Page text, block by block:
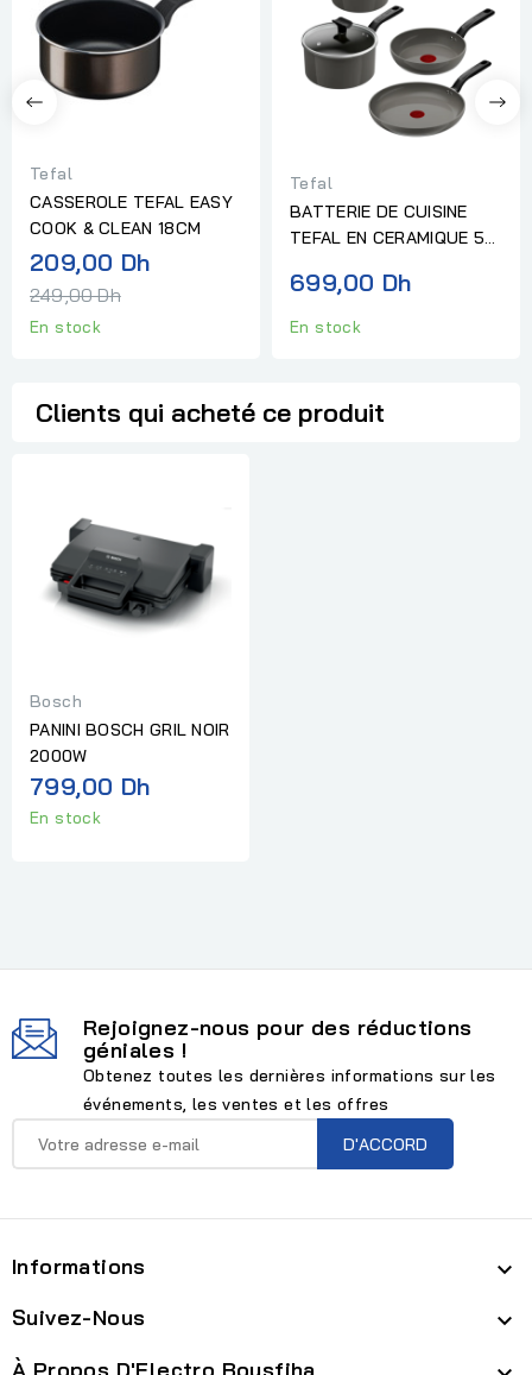
Tefal
CASSEROLE TEFAL EASY
COOK & CLEAN 18CM
209,00 DhPrix
249,00 Dh
En stock
Tefal
BATTERIE DE CUISINE
TEFAL EN CERAMIQUE 5
699,00 Dh
En stock
Clients qui acheté ce produit
Bosch
PANINI BOSCH GRIL NOIR
2000W
799,00 Dh
En stock
Rejoignez-nous pour des réductions
géniales !
Obtenez toutes les dernières informations sur les
événements, les ventes et les offres
Informations 
Suivez-Nous 